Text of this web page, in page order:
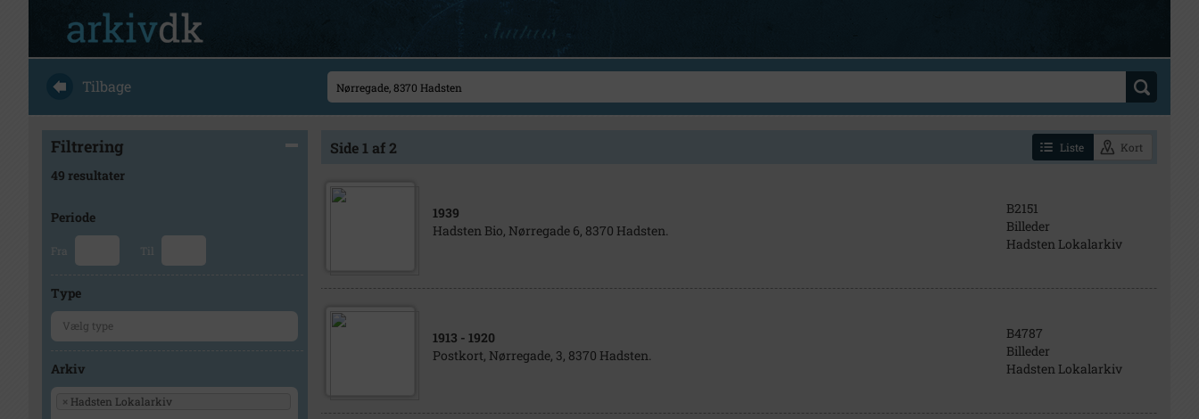
Tilbage
Filtrering
49 resultater
Periode
Fra Til
Type
Arkiv
× Hadsten Lokalarkiv
Side 1 af 2 Liste Kort
1939
Hadsten Bio, Nørregade 6, 8370 Hadsten.
B2151
Billeder
Hadsten Lokalarkiv
1913 - 1920
Postkort, Nørregade, 3, 8370 Hadsten.
B4787
Billeder
Hadsten Lokalarkiv